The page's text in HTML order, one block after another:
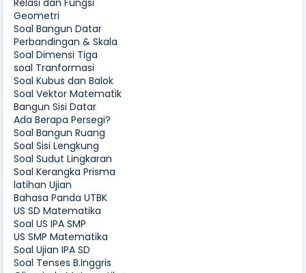
Relasi dan Fungsi
Geometri
Soal Bangun Datar
Perbandingan & Skala
Soal Dimensi Tiga
soal Tranformasi
Soal Kubus dan Balok
Soal Vektor Matematik
Bangun Sisi Datar
Ada Berapa Persegi?
Soal Bangun Ruang
Soal Sisi Lengkung
Soal Sudut Lingkaran
Soal Kerangka Prisma
latihan Ujian
Bahasa Panda UTBK
US SD Matematika
Soal US IPA SMP
US SMP Matematika
Soal Ujian IPA SD
Soal Tenses B.Inggris